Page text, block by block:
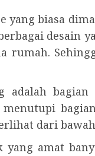
yang biasa
desain
rumah.
adalah
dari
amat